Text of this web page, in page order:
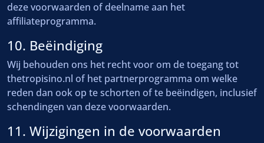
deze voorwaarden of deelname aan het
affiliateprogramma.
10. Beëindiging
Wij behouden ons het recht voor om de toegang tot
thetropisino.nl of het partnerprogramma om welke
reden dan ook op te schorten of te beëindigen, inclusief
schendingen van deze voorwaarden.
11. Wijzigingen in de voorwaarden